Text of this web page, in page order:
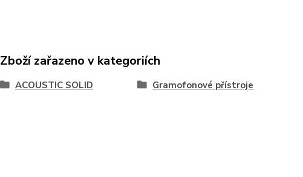
Zboží zařazeno v kategoriích
ACOUSTIC SOLID Gramofonové přístroje